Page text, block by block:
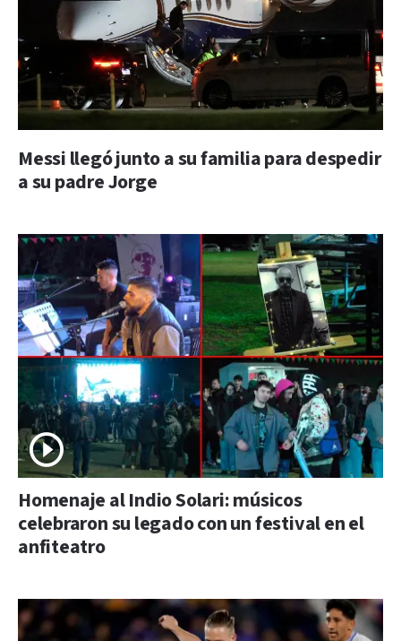
Messi llegó junto a su familia para despedir
a su padre Jorge
Homenaje al Indio Solari: músicos
celebraron su legado con un festival en el
anfiteatro